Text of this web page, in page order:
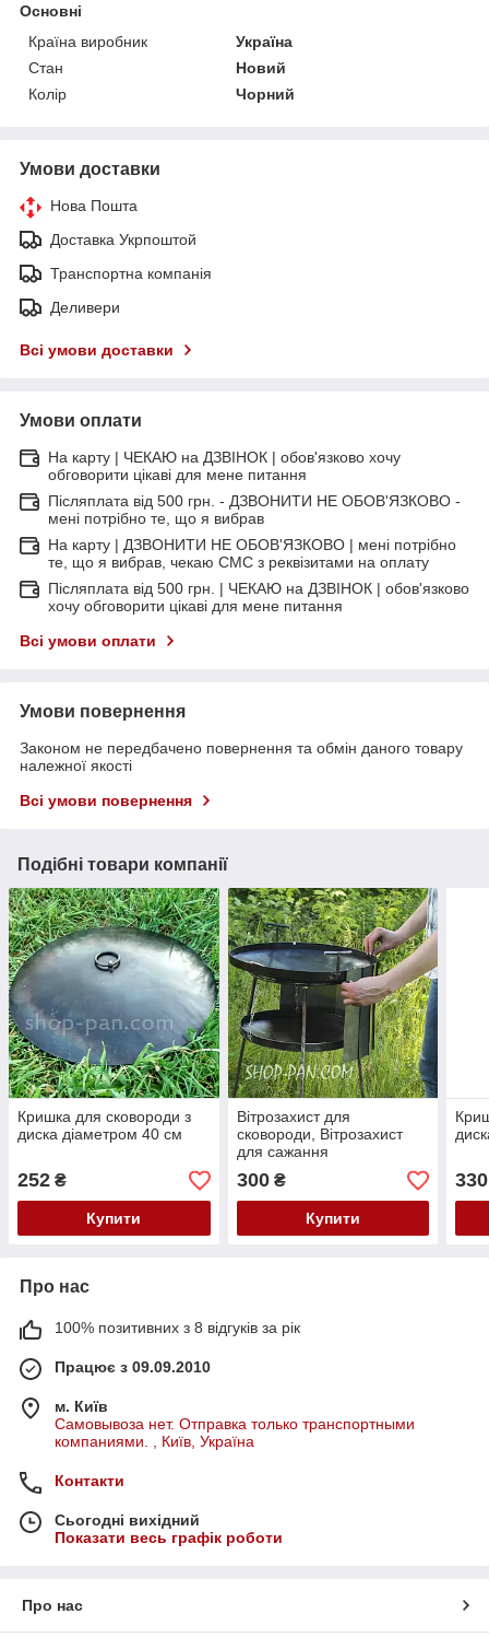
Основні
Країна виробник
Україна
Стан
Новий
Колір
Чорний
Умови доставки
Нова Пошта
Доставка Укрпоштой
Транспортна компанія
Деливери
Всі умови доставки
Умови оплати
На карту | ЧЕКАЮ на ДЗВІНОК | обов'язково хочу
обговорити цікаві для мене питання
Післяплата від 500 грн. - ДЗВОНИТИ НЕ ОБОВ'ЯЗКОВО -
мені потрібно те, що я вибрав
На карту | ДЗВОНИТИ НЕ ОБОВ'ЯЗКОВО | мені потрібно
те, що я вибрав, чекаю СМС з реквізитами на оплату
Післяплата від 500 грн. | ЧЕКАЮ на ДЗВІНОК | обов'язково
хочу обговорити цікаві для мене питання
Всі умови оплати
Умови повернення
Законом не передбачено повернення та обмін даного товару
належної якості
Всі умови повернення
Подібні товари компанії
Кришка для сковороди з
диска діаметром 40 см
252 ₴
Купити
Вітрозахист для
сковороди, Вітрозахист
для сажання
300₴
Купити
330
Про нас
100% позитивних з 8 відгуків за рік
Працює з 09.09.2010
м. Київ
Самовывоза нет. Отправка только транспортными
компаниями. , Київ, Україна
Контакти
Сьогодні вихідний
Показати весь графік роботи
Про нас